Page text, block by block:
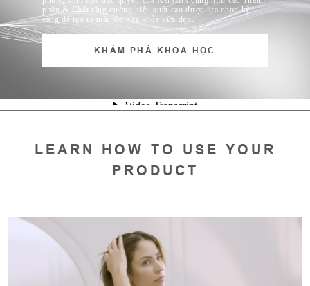
phần & Chất tăng cường hiệu suất cao được lựa chọn kỹ
càng để tạo ra mái tóc vừa khỏe vừa đẹp.
KHÁM PHÁ KHOA HỌC
LEARN HOW TO USE YOUR
PRODUCT